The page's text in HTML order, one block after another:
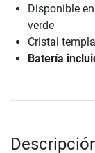
Disponible
verde
Cristal
Batería